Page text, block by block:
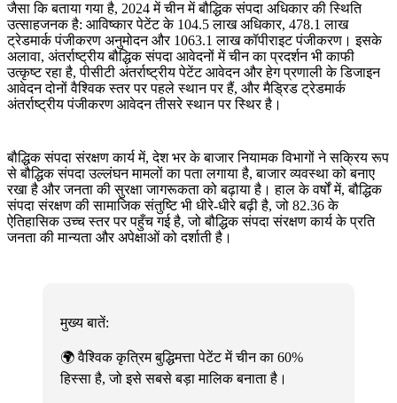
जैसा कि बताया गया है, 2024 में चीन में बौद्धिक संपदा अधिकार की स्थिति
उत्साहजनक है: आविष्कार पेटेंट के 104.5 लाख अधिकार, 478.1 लाख
ट्रेडमार्क पंजीकरण अनुमोदन और 1063.1 लाख कॉपीराइट पंजीकरण। इसके
अलावा, अंतर्राष्ट्रीय बौद्धिक संपदा आवेदनों में चीन का प्रदर्शन भी काफी
उत्कृष्ट रहा है, पीसीटी अंतर्राष्ट्रीय पेटेंट आवेदन और हेग प्रणाली के डिजाइन
आवेदन दोनों वैश्विक स्तर पर पहले स्थान पर हैं, और मैड्रिड ट्रेडमार्क
अंतर्राष्ट्रीय पंजीकरण आवेदन तीसरे स्थान पर स्थिर है।
बौद्धिक संपदा संरक्षण कार्य में, देश भर के बाजार नियामक विभागों ने सक्रिय रूप
से बौद्धिक संपदा उल्लंघन मामलों का पता लगाया है, बाजार व्यवस्था को बनाए
रखा है और जनता की सुरक्षा जागरूकता को बढ़ाया है। हाल के वर्षों में, बौद्धिक
संपदा संरक्षण की सामाजिक संतुष्टि भी धीरे-धीरे बढ़ी है, जो 82.36 के
ऐतिहासिक उच्च स्तर पर पहुँच गई है, जो बौद्धिक संपदा संरक्षण कार्य के प्रति
जनता की मान्यता और अपेक्षाओं को दर्शाती है।
मुख्य बातें:
🌍 वैश्विक कृत्रिम बुद्धिमत्ता पेटेंट में चीन का 60%
हिस्सा है, जो इसे सबसे बड़ा मालिक बनाता है।